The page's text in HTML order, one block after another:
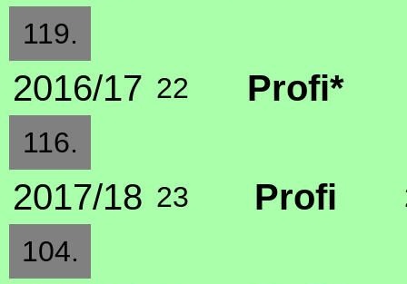
119.
2016/17 22 Profi*
116.
2017/18 23 Profi
104.